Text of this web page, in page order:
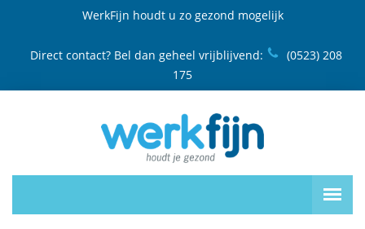
WerkFijn houdt u zo gezond mogelijk
Direct contact? Bel dan geheel vrijblijvend:
(0523) 208
175